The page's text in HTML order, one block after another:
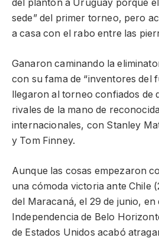
del plantón a Uruguay porque
sede” del primer torneo, pero
a casa con el rabo entre las
Ganaron caminando la
con su fama de “inventores del
llegaron al torneo confiados de
rivales de la mano de
internacionales, con Stanley
y Tom Finney.
Aunque las cosas empezaron
una cómoda victoria ante Chile
del Maracaná, el 29 de junio, en
Independencia de Belo
de Estados Unidos acabó